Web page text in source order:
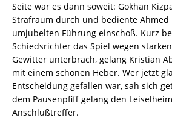
Seite war es dann soweit: Gökhan
Strafraum durch und bediente Ahmed
umjubelten Führung einschoß. Kurz
Schiedsrichter das Spiel wegen
Gewitter unterbrach, gelang Kristian
mit einem schönen Heber. Wer jetzt
Entscheidung gefallen war, sah sich
dem Pausenpfiff gelang den
Anschlußtreffer.